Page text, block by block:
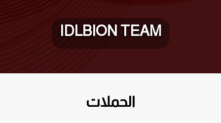
IDLBION TEAM
الحملات